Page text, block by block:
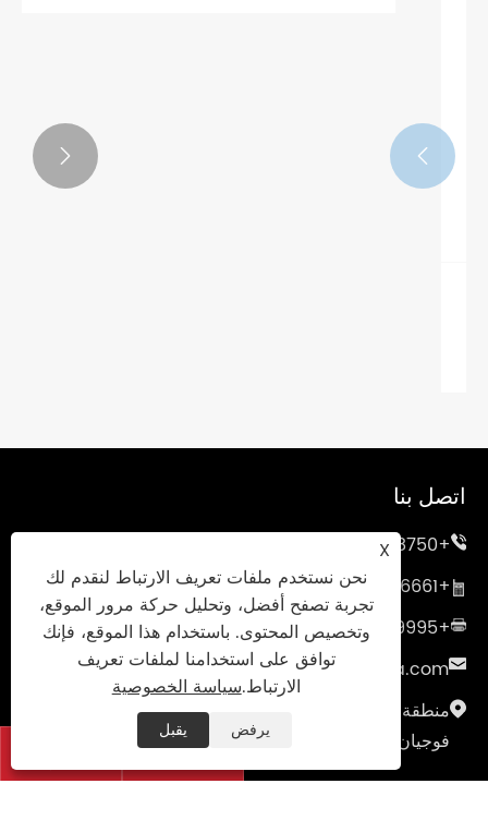


اتصل بنا
+86-15906088750
+86-595-85766661
+86-595-85719995
sales@uniumbrella.com
منطقة صناعة ياوقيان، مدينة أنهاي، مدينة جينجيانغ،
فوجيان، الصين
X
نحن نستخدم ملفات تعريف الارتباط لنقدم لك
تجربة تصفح أفضل، وتحليل حركة مرور الموقع،
وتخصيص المحتوى. باستخدام هذا الموقع، فإنك
توافق على استخدامنا لملفات تعريف
الارتباط.سياسة الخصوصية
يرفض يقبل